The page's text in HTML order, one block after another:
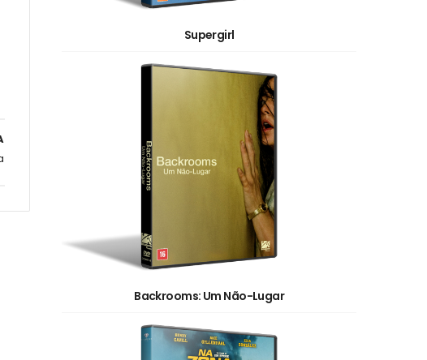
Supergirl
Backrooms: Um Não-Lugar